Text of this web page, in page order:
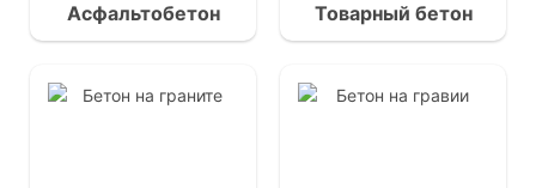
Асфальтобетон Товарный бетон